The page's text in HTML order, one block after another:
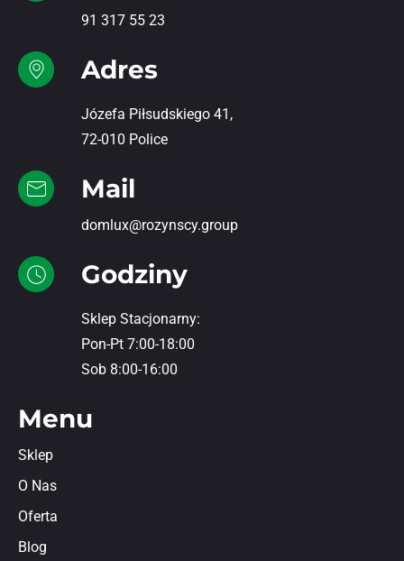
91 317 55 23
Adres
Józefa Piłsudskiego 41,
72-010 Police
Mail
domlux@rozynscy.group
Godziny
Sklep Stacjonarny:
Pon-Pt 7:00-18:00
Sob 8:00-16:00
Menu
Sklep
O Nas
Oferta
Blog